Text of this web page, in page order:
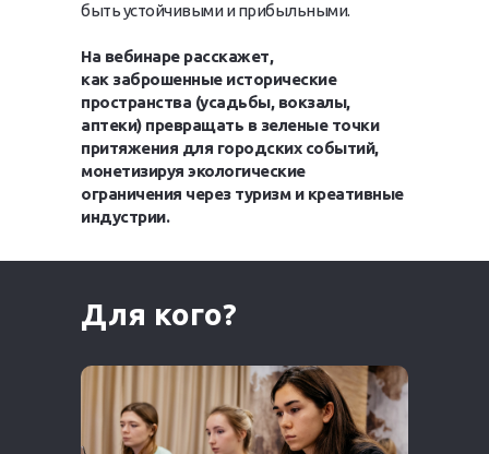
быть устойчивыми и прибыльными.
На вебинаре расскажет,
как заброшенные исторические
пространства (усадьбы, вокзалы,
аптеки) превращать в зеленые точки
притяжения для городских событий,
монетизируя экологические
ограничения через туризм и креативные
индустрии.
Для кого?